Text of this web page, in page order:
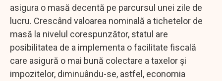
asigura o masă decentă pe parcursul unei zile de
lucru. Crescând valoarea nominală a tichetelor de
masă la nivelul corespunzător, statul are
posibilitatea de a implementa o facilitate fiscală
care asigură o mai bună colectare a taxelor și
impozitelor, diminuându-se, astfel, economia